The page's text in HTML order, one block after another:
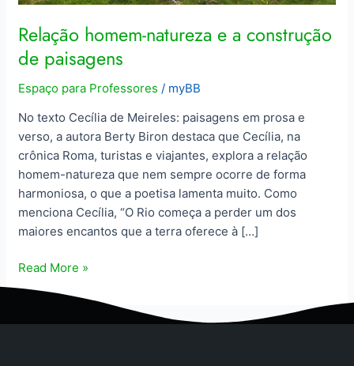
Relação homem-natureza e a construção
de paisagens
Espaço para Professores / myBB
No texto Cecília de Meireles: paisagens em prosa e
verso, a autora Berty Biron destaca que Cecília, na
crônica Roma, turistas e viajantes, explora a relação
homem-natureza que nem sempre ocorre de forma
harmoniosa, o que a poetisa lamenta muito. Como
menciona Cecília, “O Rio começa a perder um dos
maiores encantos que a terra oferece à […]
Read More »